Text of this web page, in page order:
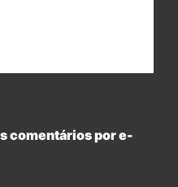
comentários por e-